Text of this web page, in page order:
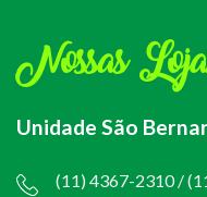
Nossas
Unidade São
(11) 4367-2310 /